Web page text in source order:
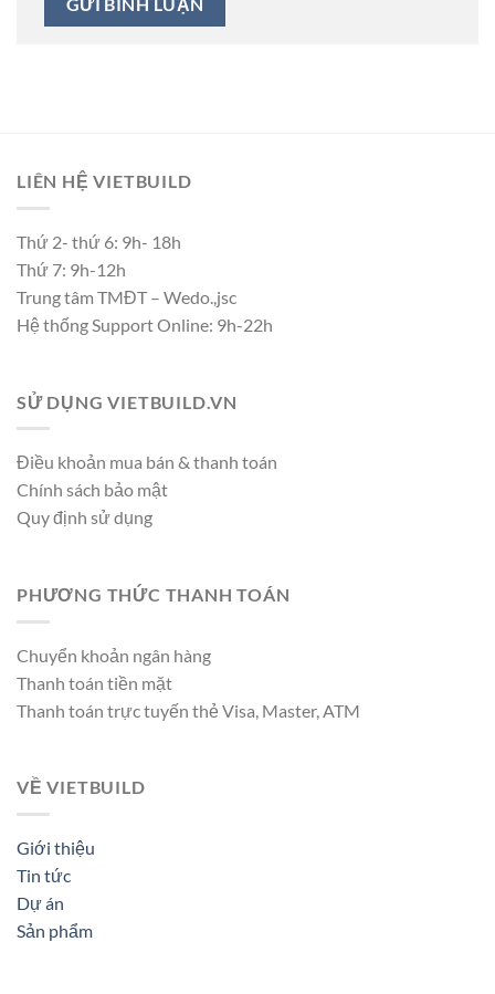
LIÊN HỆ VIETBUILD
Thứ 2- thứ 6: 9h- 18h
Thứ 7: 9h-12h
Trung tâm TMĐT – Wedo.,jsc
Hệ thống Support Online: 9h-22h
SỬ DỤNG VIETBUILD.VN
Điều khoản mua bán & thanh toán
Chính sách bảo mật
Quy định sử dụng
PHƯƠNG THỨC THANH TOÁN
Chuyển khoản ngân hàng
Thanh toán tiền mặt
Thanh toán trực tuyến thẻ Visa, Master, ATM
VỀ VIETBUILD
Giới thiệu
Tin tức
Dự án
Sản phẩm